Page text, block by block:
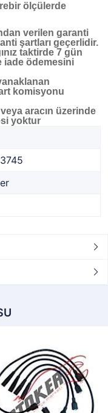
ölçülerde
verilen garanti
şartları geçerlidir.
taktirde 7 gün
iade ödemesini
komisyonu
aracın üzerinde
yoktur